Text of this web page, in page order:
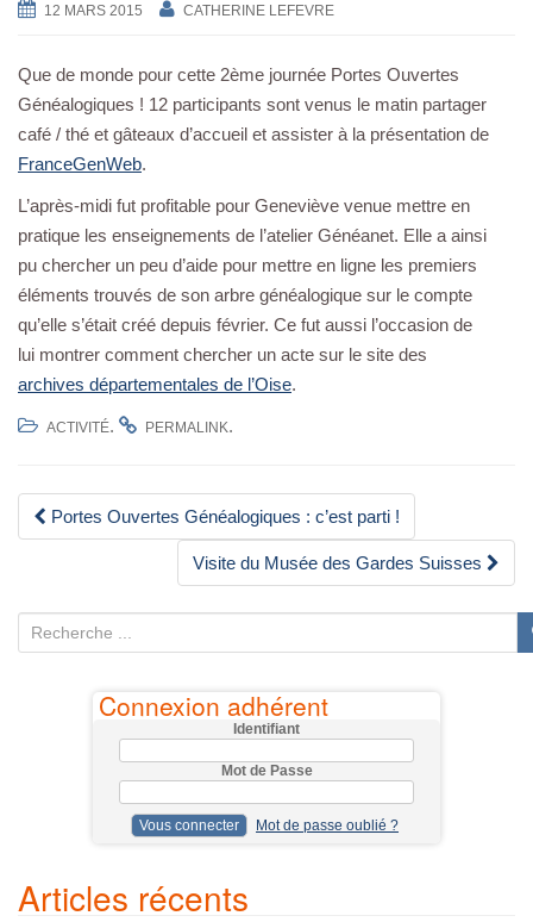
a
12 MARS 2015 CATHERINE LEFEVRE
Que de monde pour cette 2ème journée Portes Ouvertes
Généalogiques ! 12 participants sont venus le matin partager
café / thé et gâteaux d’accueil et assister à la présentation de
FranceGenWeb.
L’après-midi fut profitable pour Geneviève venue mettre en
pratique les enseignements de l’atelier Généanet. Elle a ainsi
pu chercher un peu d’aide pour mettre en ligne les premiers
éléments trouvés de son arbre généalogique sur le compte
qu’elle s’était créé depuis février. Ce fut aussi l’occasion de
lui montrer comment chercher un acte sur le site des
archives départementales de l’Oise.
ACTIVITÉ. PERMALINK.
Navigation
articles
Portes Ouvertes Généalogiques : c’est parti !
Visite du Musée des Gardes Suisses
e
p
Connexion adhérent
Identifiant
Mot de Passe
Mot de passe oublié ?
Articles récents